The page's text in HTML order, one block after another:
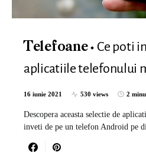
Telefoane
Ce poti
aplicatiile telefonului
16 iunie 2021 530 views 2
Descopera aceasta selectie de
inveti de pe un telefon Android pe